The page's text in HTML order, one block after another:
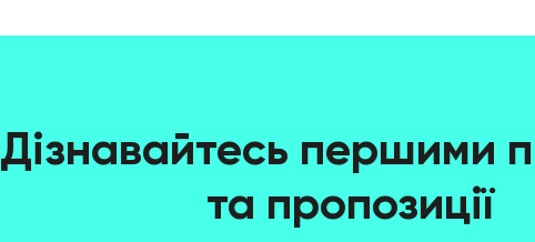
Дізнавайтесь першими
та пропозиції